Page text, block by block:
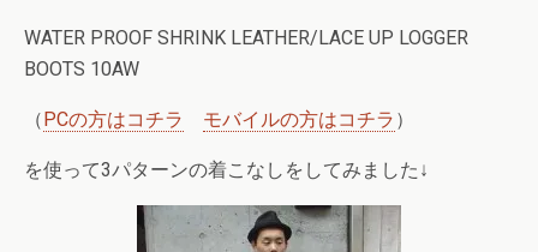
WATER PROOF SHRINK LEATHER/LACE UP LOGGER
BOOTS 10AW
（PCの方はコチラ モバイルの方はコチラ ）
を使って3パターンの着こなしをしてみました↓